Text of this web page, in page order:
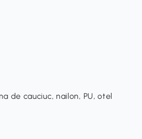
de cauciuc, nailon, PU, otel